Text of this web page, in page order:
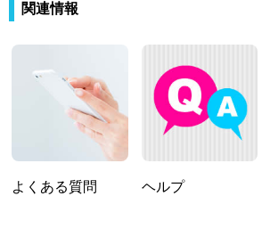
関連情報
よくある質問 ヘルプ